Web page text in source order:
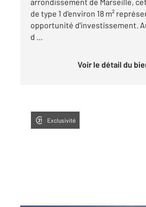
de type 1 d'environ 18 m²
opportunité d'investissement.
d ...
Voir le détail du
Exclusivité